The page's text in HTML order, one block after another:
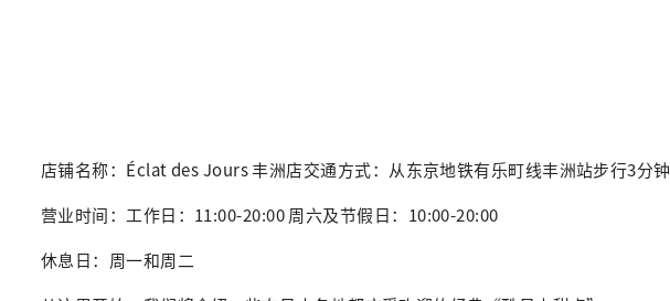
店铺名称：Éclat des Jours 丰洲店交通方式：从东京地铁有乐町线丰洲站步行3分钟
营业时间：工作日：11:00-20:00 周六及节假日：10:00-20:00
休息日：周一和周二